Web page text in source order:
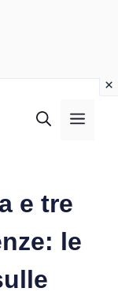
e tre
le